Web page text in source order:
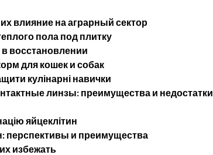
влияние на аграрный сектор
пола под плитку
восстановлении
для кошек и собак
кулінарні навички
линзы: преимущества и недостатки
яйцеклітин
перспективы и преимущества
избежать